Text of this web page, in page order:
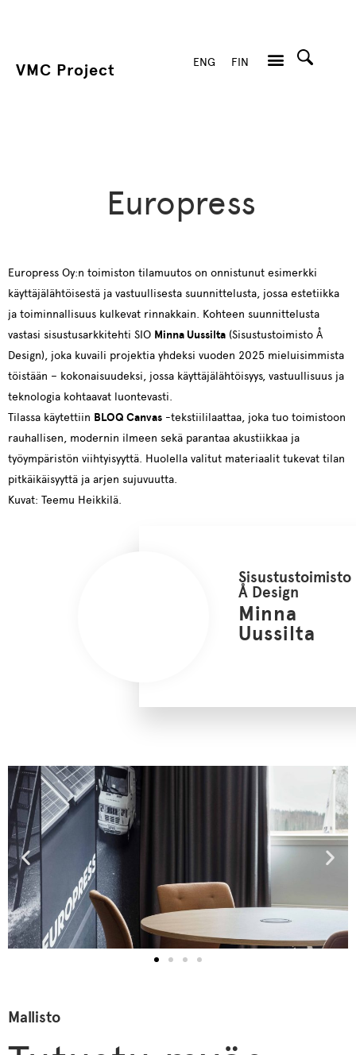
Hae
Europress
Europress Oy:n toimiston tilamuutos on onnistunut esimerkki
käyttäjälähtöisestä ja vastuullisesta suunnittelusta, jossa estetiikka
ja toiminnallisuus kulkevat rinnakkain. Kohteen suunnittelusta
vastasi sisustusarkkitehti SIO Minna Uussilta (Sisustustoimisto Å
Design), joka kuvaili projektia yhdeksi vuoden 2025 mieluisimmista
töistään – kokonaisuudeksi, jossa käyttäjälähtöisyys, vastuullisuus ja
teknologia kohtaavat luontevasti.
Tilassa käytettiin BLOQ Canvas -tekstiililaattaa, joka tuo toimistoon
rauhallisen, modernin ilmeen sekä parantaa akustiikkaa ja
työympäristön viihtyisyyttä. Huolella valitut materiaalit tukevat tilan
pitkäikäisyyttä ja arjen sujuvuutta.
Kuvat: Teemu Heikkilä.
Sisustustoimisto
Å Design
Minna
Uussilta
Mallisto